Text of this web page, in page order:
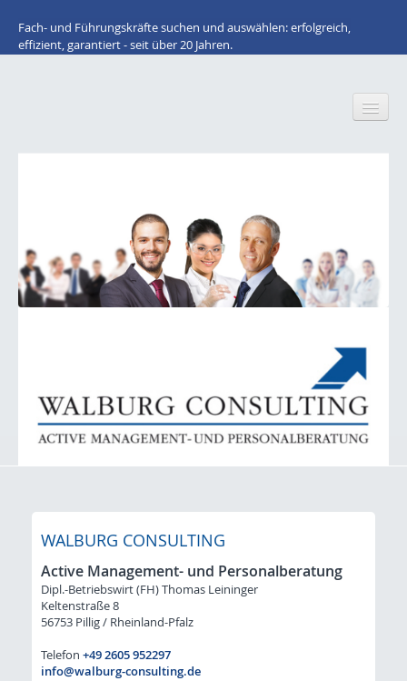
Fach- und Führungskräfte suchen und auswählen: erfolgreich,
effizient, garantiert - seit über 20 Jahren.
Für Arbeitnehmer: STELLENANGEBOTE
Lacke / Farben / Druckfarben / Inkjet
Initiativ-Bewerbung
Bauchemie
Kunststoffe / Elastomere
Kontakt & Anfahrt
WALBURG CONSULTING
Active Management- und Personalberatung
Dipl.-Betriebswirt (FH) Thomas Leininger
Keltenstraße 8
56753 Pillig / Rheinland-Pfalz
Telefon +49 2605 952297
info@walburg-consulting.de